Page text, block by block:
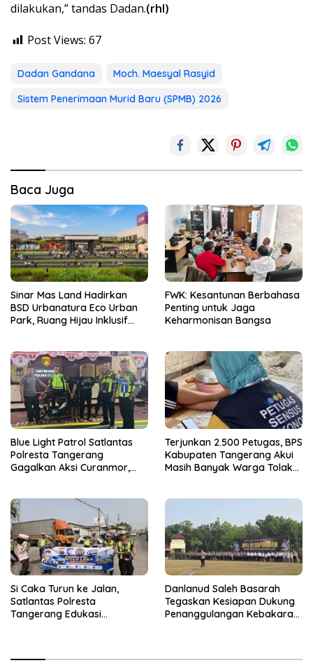
dilakukan,” tandas Dadan.(rhl)
Post Views: 67
Dadan Gandana
Moch. Maesyal Rasyid
Sistem Penerimaan Murid Baru (SPMB) 2026
Baca Juga
Sinar Mas Land Hadirkan
BSD Urbanatura Eco Urban
Park, Ruang Hijau Inklusif
FWK: Kesantunan Berbahasa
Penting untuk Jaga
Keharmonisan Bangsa
Blue Light Patrol Satlantas
Polresta Tangerang
Gagalkan Aksi Curanmor,
Terjunkan 2.500 Petugas, BPS
Kabupaten Tangerang Akui
Masih Banyak Warga Tolak
Si Caka Turun ke Jalan,
Satlantas Polresta
Tangerang Edukasi
Danlanud Saleh Basarah
Tegaskan Kesiapan Dukung
Penanggulangan Kebakaran